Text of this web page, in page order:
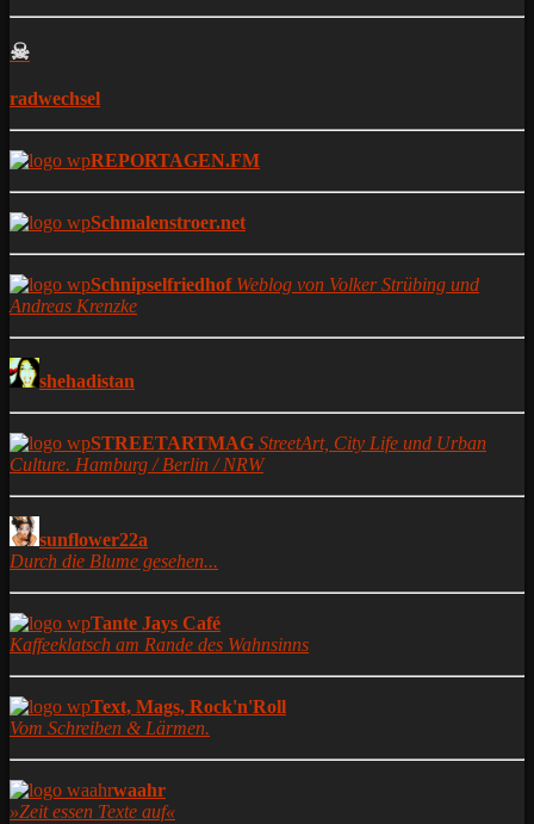
☠
radwechsel
REPORTAGEN.FM
Schmalenstroer.net
Schnipselfriedhof Weblog von Volker Strübing und
Andreas Krenzke
shehadistan
STREETARTMAG StreetArt, City Life und Urban
Culture. Hamburg / Berlin / NRW
sunflower22a
Durch die Blume gesehen...
Tante Jays Café
Kaffeeklatsch am Rande des Wahnsinns
Text, Mags, Rock'n'Roll
Vom Schreiben & Lärmen.
waahr
»Zeit essen Texte auf«